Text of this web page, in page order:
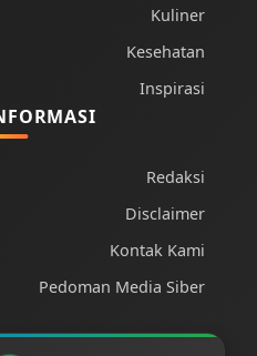
Kuliner
Kesehatan
Inspirasi
Redaksi
Disclaimer
Kontak Kami
Pedoman Media Siber